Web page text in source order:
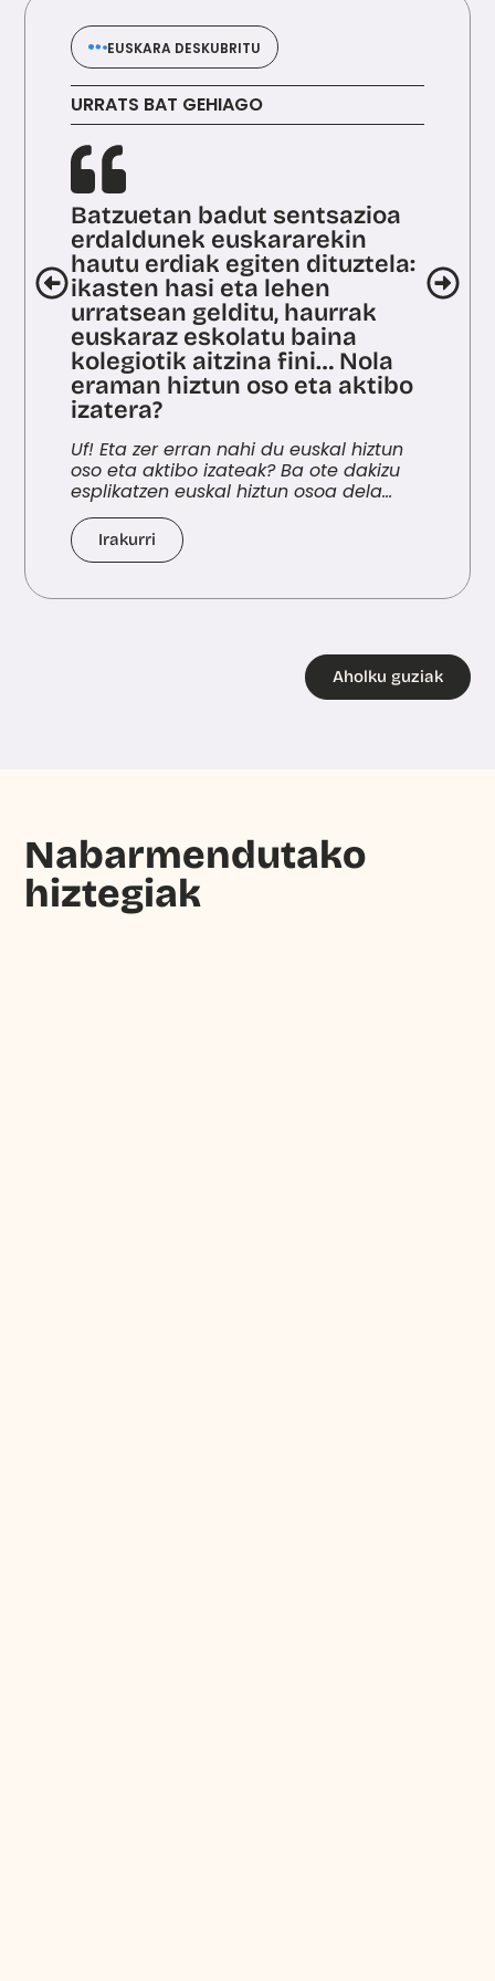
EUSKARA DESKUBRITU
URRATS BAT GEHIAGO
Batzuetan badut sentsazioa
erdaldunek euskararekin
hautu erdiak egiten dituztela:
ikasten hasi eta lehen
urratsean gelditu, haurrak
euskaraz eskolatu baina
kolegiotik aitzina fini… Nola
eraman hiztun oso eta aktibo
izatera?
Uf! Eta zer erran nahi du euskal hiztun
oso eta aktibo izateak? Ba ote dakizu
esplikatzen euskal hiztun osoa dela...
Irakurri
Aholku guziak
Nabarmendutako
hiztegiak